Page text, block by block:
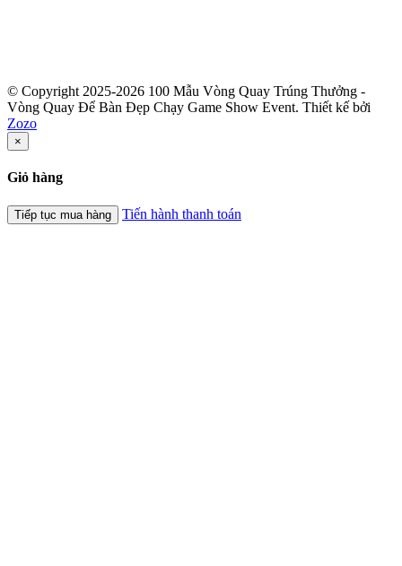
© Copyright 2025-2026 100 Mẫu Vòng Quay Trúng Thưởng -
Vòng Quay Để Bàn Đẹp Chạy Game Show Event. Thiết kế bởi
Zozo
×
Giỏ hàng
Tiếp tục mua hàng Tiến hành thanh toán